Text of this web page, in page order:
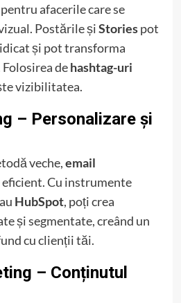
afacerile care se
Postările șiStoriespot
și pot transforma
dehashtag-uri
vizibilitatea.
– Personalizare și
veche,email
eficient. Cu instrumente
HubSpot, poți crea
și segmentate, creând un
cu clienții tăi.
– Conținutul